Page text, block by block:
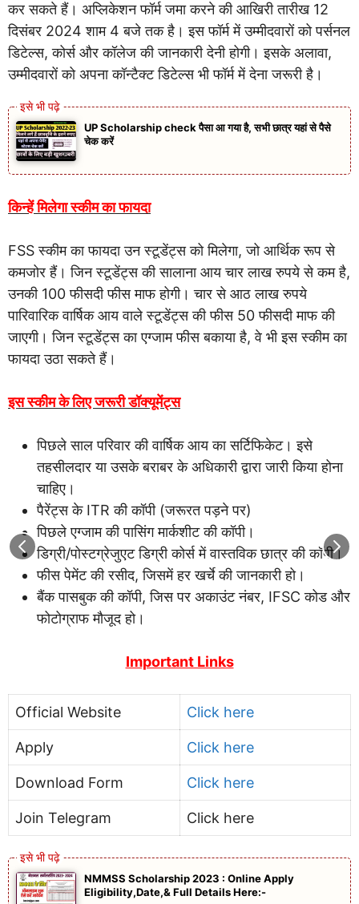
कर सकते हैं। अप्लिकेशन फॉर्म जमा करने की आखिरी तारीख 12
दिसंबर 2024 शाम 4 बजे तक है। इस फॉर्म में उम्मीदवारों को पर्सनल
डिटेल्स, कोर्स और कॉलेज की जानकारी देनी होगी। इसके अलावा,
उम्मीदवारों को अपना कॉन्टैक्ट डिटेल्स भी फॉर्म में देना जरूरी है।
UP Scholarship check पैसा आ गया है, सभी छात्र यहां से पैसे
चेक करें
किन्हें मिलेगा स्कीम का फायदा
FSS स्कीम का फायदा उन स्टूडेंट्स को मिलेगा, जो आर्थिक रूप से
कमजोर हैं। जिन स्टूडेंट्स की सालाना आय चार लाख रुपये से कम है,
उनकी 100 फीसदी फीस माफ होगी। चार से आठ लाख रुपये
पारिवारिक वार्षिक आय वाले स्टूडेंट्स की फीस 50 फीसदी माफ की
जाएगी। जिन स्टूडेंट्स का एग्जाम फीस बकाया है, वे भी इस स्कीम का
फायदा उठा सकते हैं।
इस स्कीम के लिए जरूरी डॉक्यूमेंट्स
पिछले साल परिवार की वार्षिक आय का सर्टिफिकेट। इसे
तहसीलदार या उसके बराबर के अधिकारी द्वारा जारी किया होना
चाहिए।
पैरेंट्स के ITR की कॉपी (जरूरत पड़ने पर)
पिछले एग्जाम की पासिंग मार्कशीट की कॉपी।
डिग्री/पोस्टग्रेजुएट डिग्री कोर्स में वास्तविक छात्र की कॉपी।
फीस पेमेंट की रसीद, जिसमें हर खर्चे की जानकारी हो।
बैंक पासबुक की कॉपी, जिस पर अकाउंट नंबर, IFSC कोड और
फोटोग्राफ मौजूद हो।
Important Links
Official Website Click here
Apply Click here
Download Form Click here
Join Telegram Click here
NMMSS Scholarship 2023 : Online Apply
Eligibility,Date,& Full Details Here:-